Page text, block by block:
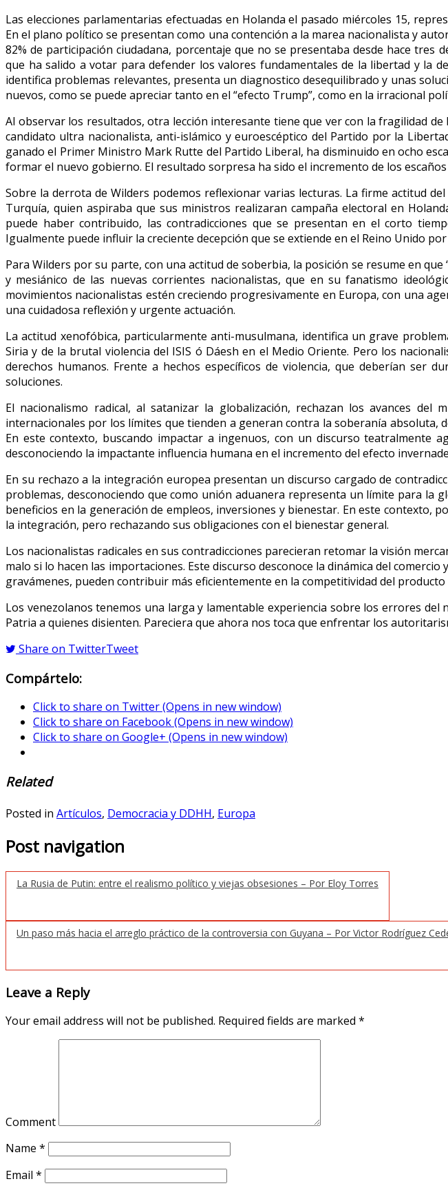
Las elecciones parlamentarias efectuadas en Holanda el pasado miércoles 15,
En el plano político se presentan como una contención a la marea nacionalista y
82% de participación ciudadana, porcentaje que no se presentaba desde hace tres
que ha salido a votar para defender los valores fundamentales de la libertad y la
identifica problemas relevantes, presenta un diagnostico desequilibrado y unas
nuevos, como se puede apreciar tanto en el “efecto Trump”, como en la irracional
Al observar los resultados, otra lección interesante tiene que ver con la fragilidad
candidato ultra nacionalista, anti-islámico y euroescéptico del Partido por la
ganado el Primer Ministro Mark Rutte del Partido Liberal, ha disminuido en ocho
formar el nuevo gobierno. El resultado sorpresa ha sido el incremento de los
Sobre la derrota de Wilders podemos reflexionar varias lecturas. La firme actitud
Turquía, quien aspiraba que sus ministros realizaran campaña electoral en
puede haber contribuido, las contradicciones que se presentan en el corto
Igualmente puede influir la creciente decepción que se extiende en el Reino Unido
Para Wilders por su parte, con una actitud de soberbia, la posición se resume en
y mesiánico de las nuevas corrientes nacionalistas, que en su fanatismo
movimientos nacionalistas estén creciendo progresivamente en Europa, con una
una cuidadosa reflexión y urgente actuación.
La actitud xenofóbica, particularmente anti-musulmana, identifica un grave
Siria y de la brutal violencia del ISIS ó Dáesh en el Medio Oriente. Pero los
derechos humanos. Frente a hechos específicos de violencia, que deberían ser
soluciones.
El nacionalismo radical, al satanizar la globalización, rechazan los avances del
internacionales por los límites que tienden a generan contra la soberanía absoluta,
En este contexto, buscando impactar a ingenuos, con un discurso teatralmente
desconociendo la impactante influencia humana en el incremento del efecto
En su rechazo a la integración europea presentan un discurso cargado de
problemas, desconociendo que como unión aduanera representa un límite para la
beneficios en la generación de empleos, inversiones y bienestar. En este
la integración, pero rechazando sus obligaciones con el bienestar general.
Los nacionalistas radicales en sus contradicciones parecieran retomar la visión
malo si lo hacen las importaciones. Este discurso desconoce la dinámica del
gravámenes, pueden contribuir más eficientemente en la competitividad del
Los venezolanos tenemos una larga y lamentable experiencia sobre los errores
Patria a quienes disienten. Pareciera que ahora nos toca que enfrentar los
Share on TwitterTweet
Compártelo:
Click to share on Twitter (Opens in new window)
Click to share on Facebook (Opens in new window)
Click to share on Google+ (Opens in new window)
Related
Posted in Artículos, Democracia y DDHH, Europa
Post navigation
La Rusia de Putin: entre el realismo político y viejas obsesiones – Por Eloy Torres
Un paso más hacia el arreglo práctico de la controversia con Guyana – Por Victor Rodríguez
Leave a Reply
Your email address will not be published. Required fields are marked *
Comment
Name *
Email *